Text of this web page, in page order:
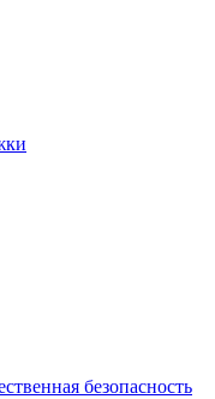
безопасность